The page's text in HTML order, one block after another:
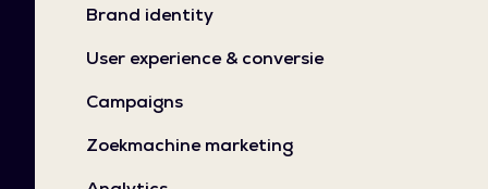
Brand identity
User experience & conversie
Campaigns
Zoekmachine marketing